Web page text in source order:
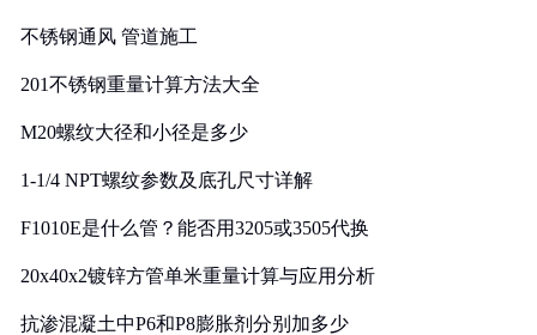
不锈钢通风 管道施工
201不锈钢重量计算方法大全
M20螺纹大径和小径是多少
1-1/4 NPT螺纹参数及底孔尺寸详解
F1010E是什么管？能否用3205或3505代换
20x40x2镀锌方管单米重量计算与应用分析
抗渗混凝土中P6和P8膨胀剂分别加多少